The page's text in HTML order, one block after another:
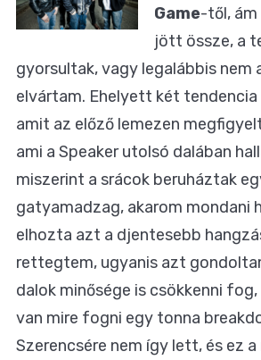
Game-től, ám
jött össze, a
gyorsultak, vagy legalábbis nem
elvártam. Ehelyett két
amit az előző lemezen
ami a Speaker utolsó dalában
miszerint a srácok beruháztak
gatyamadzag, akarom mondani
elhozta azt a djentesebb
rettegtem, ugyanis azt
dalok minősége is csökkenni
van mire fogni egy tonna
Szerencsére nem így lett, és ez a